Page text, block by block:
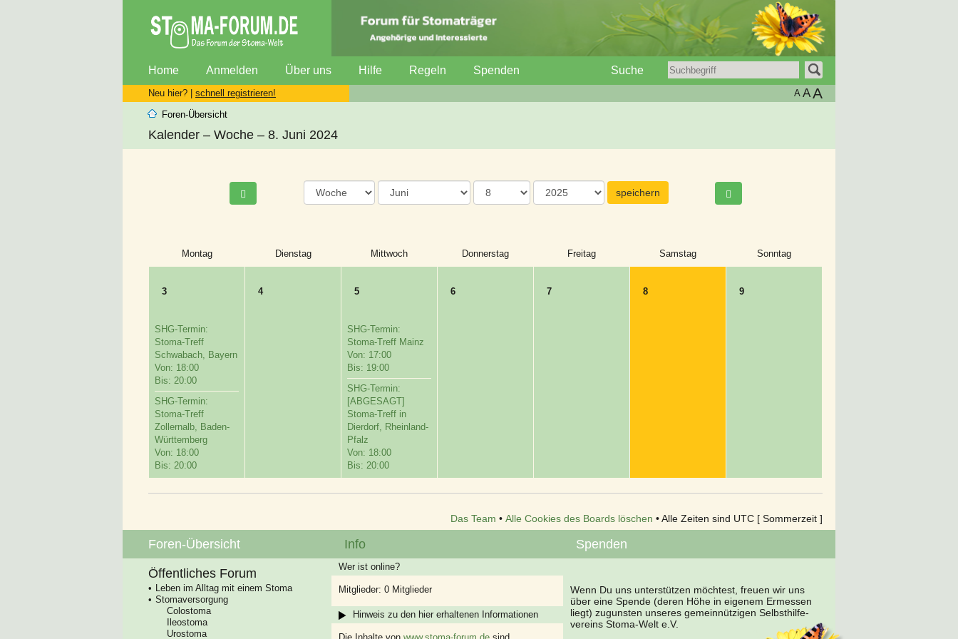
Home Anmelden Über uns Hilfe Regeln Spenden Suche
Neu hier? | schnell registrieren! A AA
Foren-Übersicht
Kalender – Woche – 8. Juni 2024
Montag Dienstag Mittwoch Donnerstag Freitag Samstag Sonntag
3
SHG-Termin:
Stoma-Treff
Schwabach, Bayern
Von: 18:00
Bis: 20:00
SHG-Termin:
Stoma-Treff
Zollernalb, Baden-
Württemberg
Von: 18:00
Bis: 20:00
4 5
SHG-Termin:
Stoma-Treff Mainz
Von: 17:00
Bis: 19:00
SHG-Termin:
[ABGESAGT]
Stoma-Treff in
Dierdorf, Rheinland-
Pfalz
Von: 18:00
Bis: 20:00
6 7 8 9
Das Team • Alle Cookies des Boards löschen • Alle Zeiten sind UTC [ Sommerzeit ]
Foren-Übersicht
Öffentliches Forum
Leben im Alltag mit einem Stoma
Stomaversorgung
Colostoma
Ileostoma
Urostoma
Info
Wer ist online?
Mitglieder: 0 Mitglieder
Hinweis zu den hier erhaltenen Informationen
Spenden
Wenn Du uns unterstützen möchtest, freuen wir uns
über eine Spende (deren Höhe in eigenem Ermessen
liegt) zugunsten unseres gemeinnützigen Selbsthilfe-
vereins Stoma-Welt e.V.